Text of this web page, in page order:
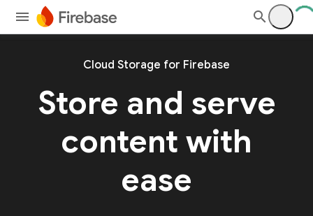
Cloud Storage for Firebase
Store and serve
content with
ease